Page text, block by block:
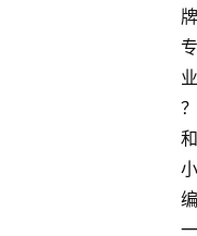
牌
专
业
？
和
小
编
一